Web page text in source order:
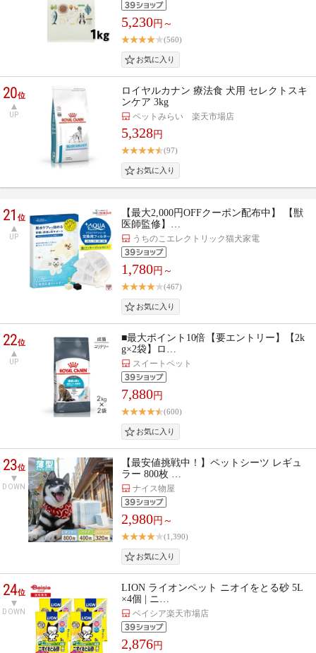
5,230円～
(560)
20位
UP
ロイヤルカナン 療法食 犬用 セレクトスキ
ンケア 3kg
ペットみらい 楽天市場店
5,328円
(97)
21位
UP
【最大2,000円OFFクーポン配布中】 【獣
医師監修】…
うちのこエレクトリック猫犬家電
1,780円～
(467)
22位
UP
■最大ポイント10倍【要エントリー】【2k
g×2袋】ロ…
スイートペット
7,880円
(600)
23位
DOWN
【最安値挑戦中！】ペットシーツ レギュ
ラー 800枚 …
ナイス物屋
2,980円～
(1,390)
24位
DOWN
LION ライオンペット ニオイをとる砂 5L
×4個 | ニ…
ベイシア楽天市場店
2,876円